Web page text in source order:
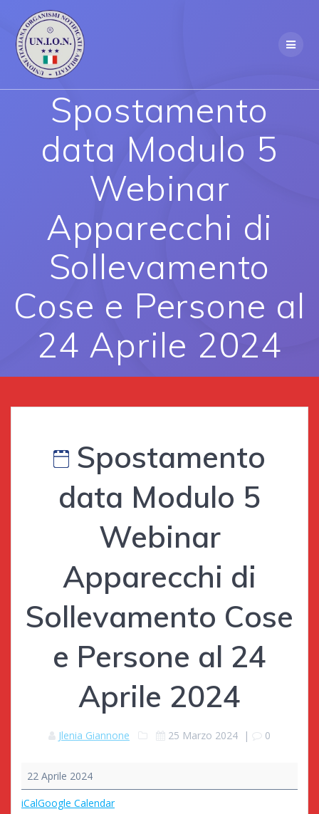
Spostamento
data Modulo 5
Webinar
Apparecchi di
Sollevamento
Cose e Persone al
24 Aprile 2024
Spostamento
data Modulo 5
Webinar
Apparecchi di
Sollevamento Cose
e Persone al 24
Aprile 2024
Jlenia Giannone 25 Marzo 2024 | 0
Spostamento
data
Modulo
22 Aprile 2024
iCalGoogle Calendar